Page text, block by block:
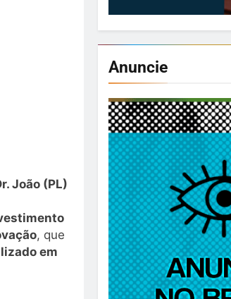
João (PL)
, que
em
Anuncie